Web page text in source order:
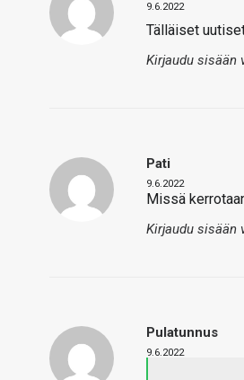
9.6.2022
Tälläiset
Kirjaudu sisään
Pati
9.6.2022
Missä
Kirjaudu sisään
Pulatunnus
9.6.2022